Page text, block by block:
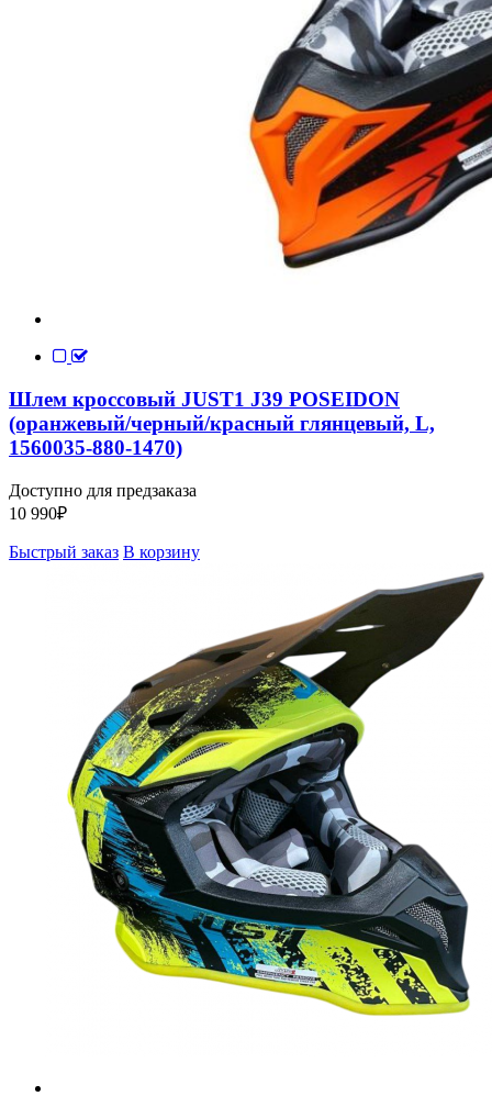
Шлем кроссовый JUST1 J39 POSEIDON
(оранжевый/черный/красный глянцевый, L,
1560035-880-1470)
Доступно для предзаказа
10 990₽
Быстрый заказ В корзину